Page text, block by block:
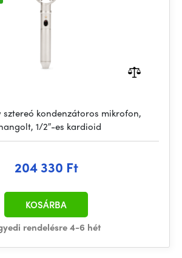
sztereó kondenzátoros mikrofon,
1/2″-es kardioid
204 330 Ft
rendelésre 4-6 hét
KOSÁRBA